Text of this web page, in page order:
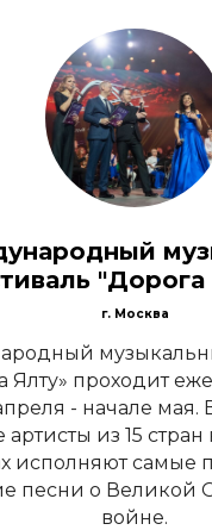
"Дорога
г. Москва
Ялту» проходит
- начале мая.
из 15
исполняют самые
песни о Великой
войне.